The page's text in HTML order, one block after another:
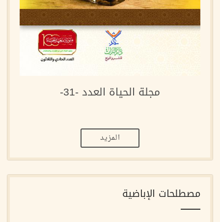
مجلة الحياة العدد -31-
المزيد
مصطلحات الإباضية